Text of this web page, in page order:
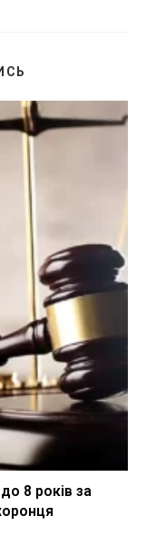
8 років за